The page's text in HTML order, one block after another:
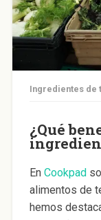
Ingredientes de
¿Qué
En Cookpad
alimentos de
hemos